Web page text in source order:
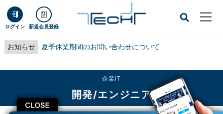
ログイン 新規会員登録
お知らせ 夏季休業期間のお問い合わせについて
CLOSE
企業IT
開発/エンジニア